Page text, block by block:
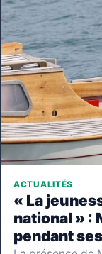
ACTUALITÉS
« La
national » :
pendant